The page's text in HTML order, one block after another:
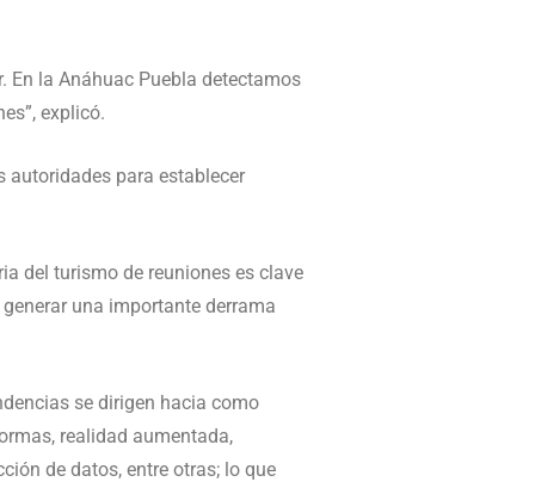
En la Anáhuac Puebla detectamos
explicó.
autoridades para establecer
del turismo de reuniones es clave
una importante derrama
se dirigen hacia como
realidad aumentada,
de datos, entre otras; lo que